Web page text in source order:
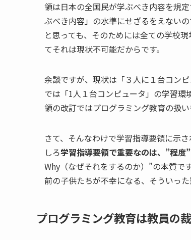
領は日本の全国民が学ぶべき内容を規
ぶべき内容」の水準にせざるをえない
と思っても、そのためには全ての学校
てそれは現状不可能だからです。
余談ですが、現状は「３人に１台コン
では「1人１台コンピュータ」の学習
領の改訂ではプログラミング教育の扱
さて、そんなわけで学習指導要領に示
しろ学習指導要領で重要なのは、”程度
Why（なぜそれをするのか）”の本質で
前の子供たちが不幸になる、そういっ
プログラミング教育は教員の